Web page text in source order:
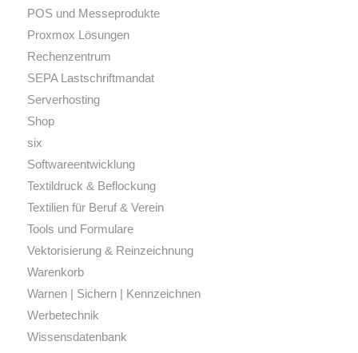
POS und Messeprodukte
Proxmox Lösungen
Rechenzentrum
SEPA Lastschriftmandat
Serverhosting
Shop
six
Softwareentwicklung
Textildruck & Beflockung
Textilien für Beruf & Verein
Tools und Formulare
Vektorisierung & Reinzeichnung
Warenkorb
Warnen | Sichern | Kennzeichnen
Werbetechnik
Wissensdatenbank